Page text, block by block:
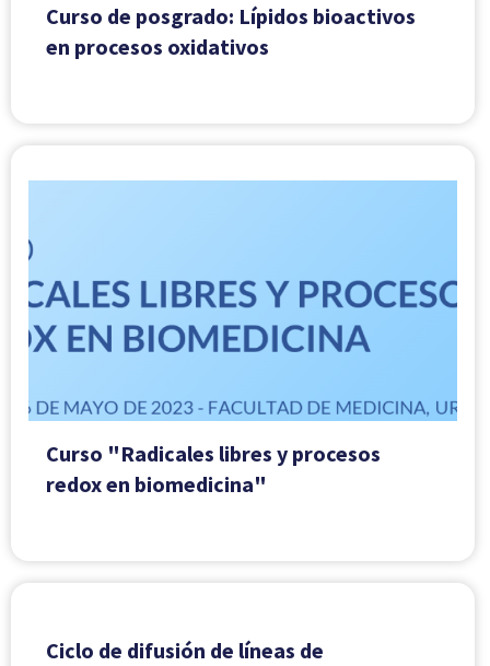
Curso de posgrado: Lípidos bioactivos
en procesos oxidativos
Curso "Radicales libres y procesos
redox en biomedicina"
Ciclo de difusión de líneas de